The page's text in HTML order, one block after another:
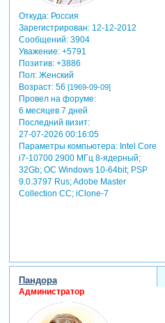
Откуда:Россия
Зарегистрирован: 12-12-2012
Сообщений:3904
Уважение: +5791
Позитив: +3886
Пол:Женский
Возраст:56 [1969-09-09]
Провел на форуме:
6 месяцев 7 дней
Последний визит:
27-07-2026 00:16:05
Параметры компьютера:Intel Core
i7-10700 2900 МГц 8-ядерный;
32Gb; ОС Windows 10-64bit; PSP
9.0.3797 Rus; Adobe Master
Collection СС; iClone-7
Пандора
Администратор